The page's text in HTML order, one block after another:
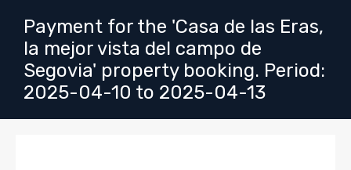
Payment for the 'Casa de las Eras,
la mejor vista del campo de
Segovia' property booking. Period:
2025-04-10 to 2025-04-13